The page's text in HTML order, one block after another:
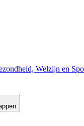
Welzijn en